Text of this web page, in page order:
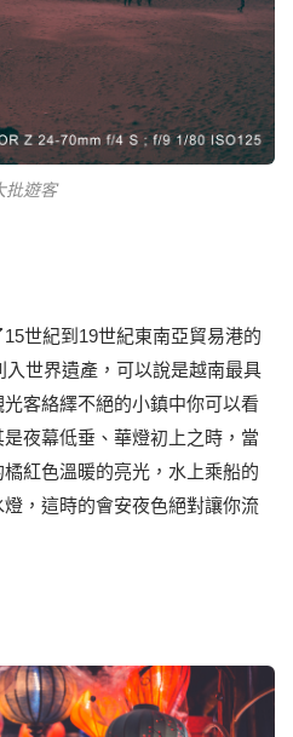
批遊客
世紀到19世紀東南亞貿易港的
世界遺產，可以說是越南最具
客絡繹不絕的小鎮中你可以看
夜幕低垂、華燈初上之時，當
紅色溫暖的亮光，水上乘船的
，這時的會安夜色絕對讓你流